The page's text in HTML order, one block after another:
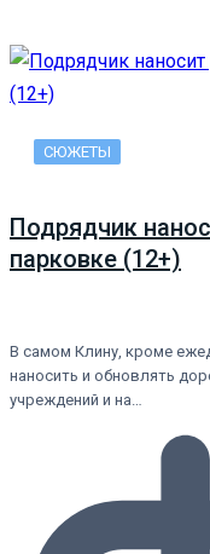
СЮЖЕТЫ
Подрядчик
парковке (12+)
В самом Клину, кроме
наносить и обновлять
учреждений и на…